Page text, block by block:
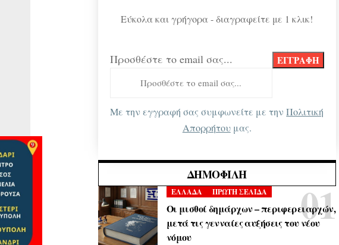
Εύκολα και γρήγορα - διαγραφείτε με 1 κλικ!
Προσθέστε το email σας...
Με την εγγραφή σας συμφωνείτε με τηνΠολιτική
Απορρήτουμας.
ΔΗΜΟΦΙΛΉ
ΕΛΛΑΔΑ ΠΡΩΤΗ ΣΕΛΙΔΑ
Οι μισθοί δημάρχων – περιφερειαρχών,
μετά τις γενναίες αυξήσεις του νέου
νόμου